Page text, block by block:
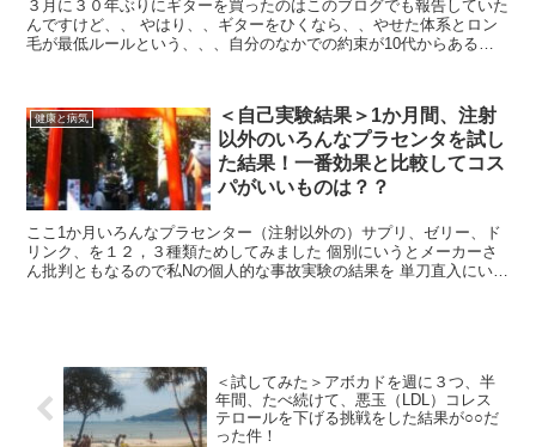
３月に３０年ぶりにギターを買ったのはこのブログでも報告していた
んですけど、、 やはり、、ギターをひくなら、、やせた体系とロン
毛が最低ルールという、、、自分のなかでの約束が10代からあるわ
健康と病気
＜自己実験結果＞1か月間、注射
以外のいろんなプラセンタを試し
た結果！一番効果と比較してコス
パがいいものは？？
ここ1か月いろんなプラセンター（注射以外の）サプリ、ゼリー、ド
リンク、を１２，３種類ためしてみました 個別にいうとメーカーさ
ん批判ともなるので私Nの個人的な事故実験の結果を 単刀直入にいい
＜試してみた＞アボカドを週に３つ、半
年間、たべ続けて、悪玉（LDL）コレス
テロールを下げる挑戦をした結果が○○だ
った件！